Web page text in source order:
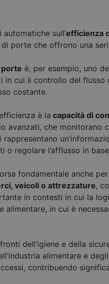
sull’efficienza
porte che offrono una
è, per esempio, uno
cui il controllo del flusso
costante.
è la capacità di
avanzati, che monitorano
o regolare l’afflusso in
fondamentale anche
veicoli o attrezzature,
in contesti in cui la
in cui è
dell’igiene e della
alimentare e
contribuendo